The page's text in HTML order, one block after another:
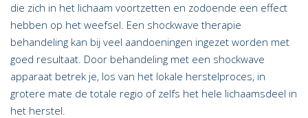
die zich in het lichaam voortzetten en zodoende een effect
hebben op het weefsel. Een shockwave therapie
behandeling kan bij veel aandoeningen ingezet worden met
goed resultaat. Door behandeling met een shockwave
apparaat betrek je, los van het lokale herstelproces, in
grotere mate de totale regio of zelfs het hele lichaamsdeel in
het herstel.